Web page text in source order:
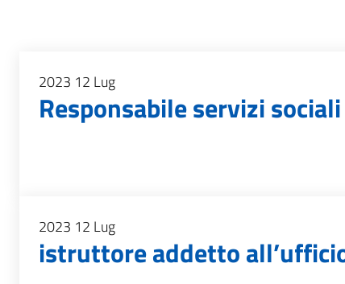
2023 12 Lug
Responsabile servizi sociali
2023 12 Lug
istruttore addetto